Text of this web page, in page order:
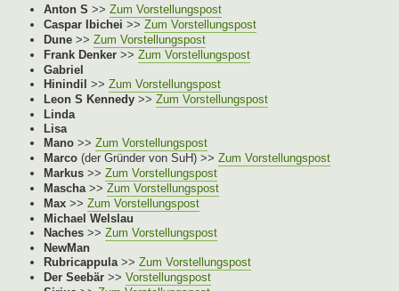
Anton S >> Zum Vorstellungspost
Caspar Ibichei >> Zum Vorstellungspost
Dune >> Zum Vorstellungspost
Frank Denker >> Zum Vorstellungspost
Gabriel
Hinindil >> Zum Vorstellungspost
Leon S Kennedy >> Zum Vorstellungspost
Linda
Lisa
Mano >> Zum Vorstellungspost
Marco (der Gründer von SuH) >> Zum Vorstellungspost
Markus >> Zum Vorstellungspost
Mascha >> Zum Vorstellungspost
Max >> Zum Vorstellungspost
Michael Welslau
Naches >> Zum Vorstellungspost
NewMan
Rubricappula >> Zum Vorstellungspost
Der Seebär >> Vorstellungspost